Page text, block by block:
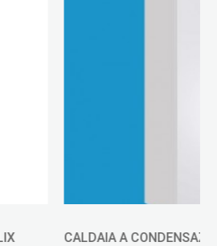
SAVIO RINA 30 CON KIT